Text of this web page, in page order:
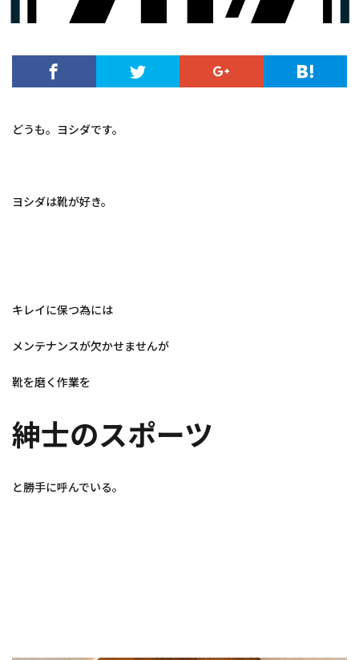
どうも。ヨシダです。
ヨシダは靴が好き。
キレイに保つ為には
メンテナンスが欠かせませんが
靴を磨く作業を
紳士のスポーツ
と勝手に呼んでいる。